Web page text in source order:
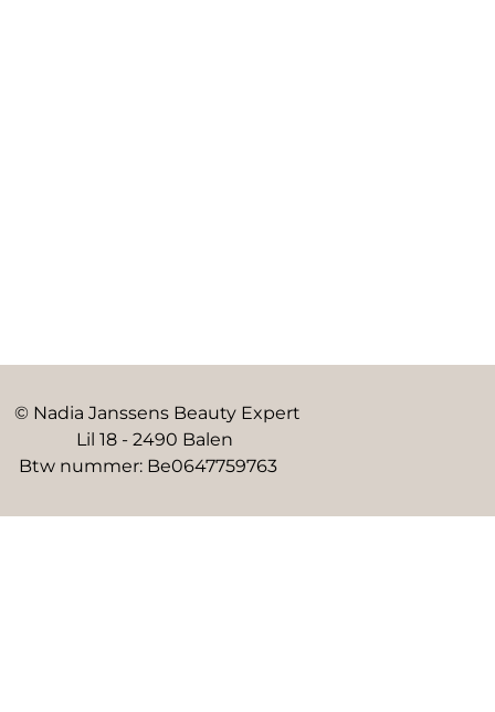
© Nadia Janssens Beauty Expert
Lil 18 - 2490 Balen
Btw nummer: Be0647759763